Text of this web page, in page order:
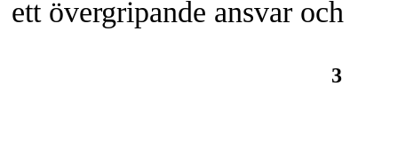
ett övergripande ansvar och
3